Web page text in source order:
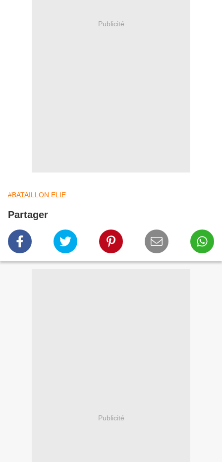
Publicité
#BATAILLON ELIE
Partager
Publicité